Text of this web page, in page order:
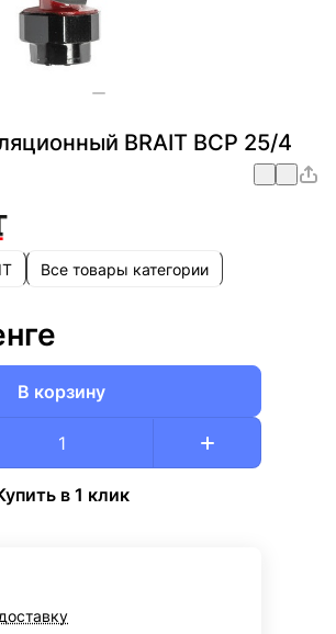
BRAIT BCP 25/4
Все товары категории
В корзину
в 1 клик